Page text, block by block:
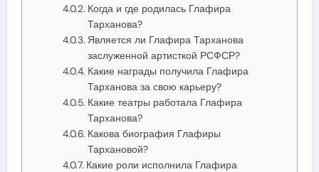
Когда и где родилась Глафира
Тарханова?
Является ли Глафира Тарханова
заслуженной артисткой РСФСР?
Какие награды получила Глафира
Тарханова за свою карьеру?
Какие театры работала Глафира
Тарханова?
Какова биография Глафиры
Тархановой?
Какие роли исполнила Глафира